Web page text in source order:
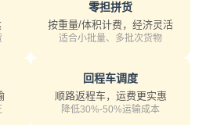
零担拼货
按重量/体积计费，经济灵活
适合小批量、多批次货物
回程车调度
顺路返程车，运费更实惠
降低30%-50%运输成本